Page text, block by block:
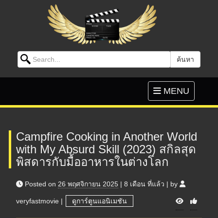
Search for: ค้นหา
Toggle
navigation
MENU
Campfire Cooking in Another World
with My Absurd Skill (2023) สกิลสุด
พิสดารกับมื้ออาหารในต่างโลก
Posted on 26 พฤศจิกายน 2025 | 8 เดือน ที่แล้ว | by
veryfastmovie | ดูการ์ตูนแอนิเมชัน V